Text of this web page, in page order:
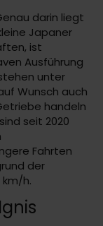
darin liegt
Japaner
ist
Ausführung
unter
Wunsch auch
handeln
seit 2020
Fahrten
der
km/h.